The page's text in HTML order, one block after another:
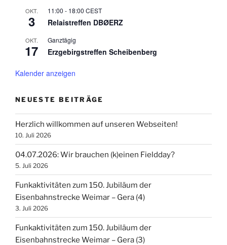
OKT.
3
11:00 - 18:00 CEST
Relaistreffen DBØERZ
OKT.
17
Ganztägig
Erzgebirgstreffen Scheibenberg
Kalender anzeigen
NEUESTE BEITRÄGE
Herzlich willkommen auf unseren Webseiten!
10. Juli 2026
04.07.2026: Wir brauchen (k)einen Fieldday?
5. Juli 2026
Funkaktivitäten zum 150. Jubiläum der
Eisenbahnstrecke Weimar – Gera (4)
3. Juli 2026
Funkaktivitäten zum 150. Jubiläum der
Eisenbahnstrecke Weimar – Gera (3)